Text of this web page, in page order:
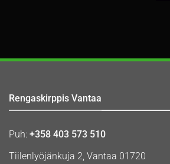
Rengaskirppis Vantaa
Puh: +358 403 573 510
Tiilenlyöjänkuja 2, Vantaa 01720